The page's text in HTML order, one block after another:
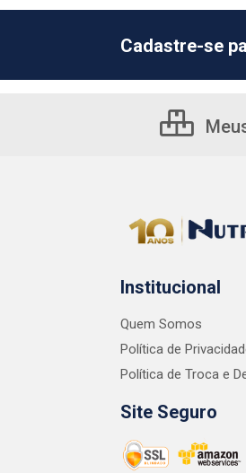
Cadastre-se
Institucional
Quem Somos
Política de
Política de Troca e
Site Seguro